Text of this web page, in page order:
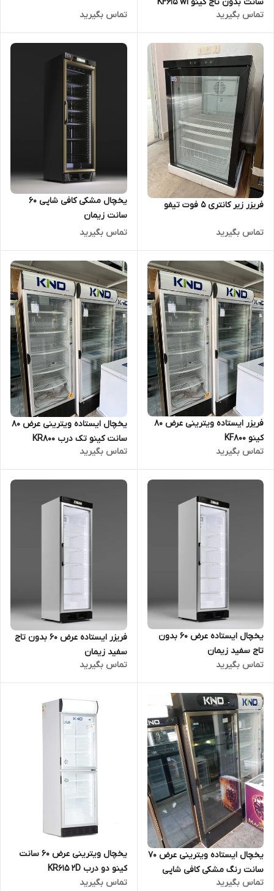
تماس بگیرید
تماس بگیرید
فریزر زیر کانتری 5 فوت تیفو
تماس بگیرید
یخچال مشکی کافی شاپی ۶۰
سانت زیمان
تماس بگیرید
فریزر ایستاده ویترینی عرض 80
کینو KF800
تماس بگیرید
یخچال ایستاده ویترینی عرض 80
سانت کینو تک درب KR800
تماس بگیرید
یخچال ایستاده عرض 60 بدون
تاج سفید زیمان
تماس بگیرید
فریزر ایستاده عرض 60 بدون تاج
سفید زیمان
تماس بگیرید
یخچال ایستاده ویترینی عرض 70
سانت رنگ مشکی کافی شاپی
کینو
تماس بگیرید
یخچال ویترینی عرض 60 سانت
کینو دو درب KR615 2D
تماس بگیرید